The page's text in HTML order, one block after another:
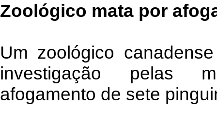
Zoológico mata por
Um zoológico
investigação pelas
afogamento de sete